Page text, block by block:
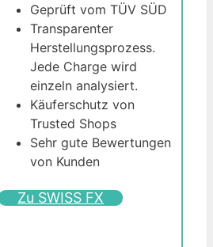
Geprüft vom TÜV SÜD
Transparenter
Herstellungsprozess.
Jede Charge wird
einzeln analysiert.
Käuferschutz von
Trusted Shops
Sehr gute Bewertungen
von Kunden
Zu SWISS FX